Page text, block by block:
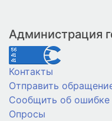
Администрация
Контакты
Отправить
Сообщить об ошибке
Опросы